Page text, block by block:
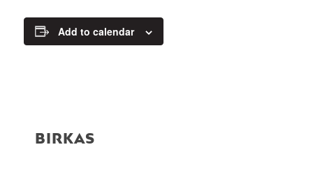
Add to calendar
BIRKAS